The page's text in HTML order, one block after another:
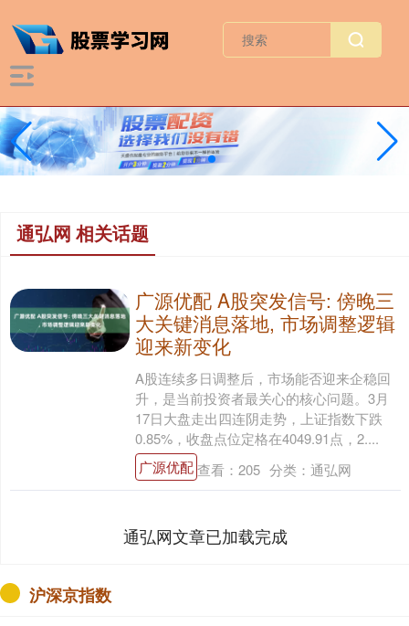
通弘网 相关话题
广源优配 A股突发信号: 傍晚三
大关键消息落地, 市场调整逻辑
迎来新变化
A股连续多日调整后，市场能否迎来企稳回
升，是当前投资者最关心的核心问题。3月
17日大盘走出四连阴走势，上证指数下跌
0.85%，收盘点位定格在4049.91点，2....
广源优配查看： 205 分类： 通弘网
通弘网文章已加载完成
沪深京指数